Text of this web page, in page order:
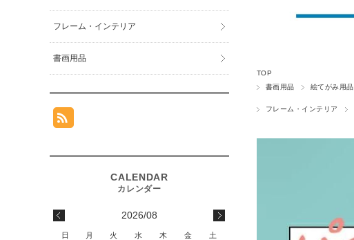
TOP
書画用品
絵てがみ用品
フレーム・インテリア
フレーム・インテリア
書画用品
2026/08
日 月 火 水 木 金
土